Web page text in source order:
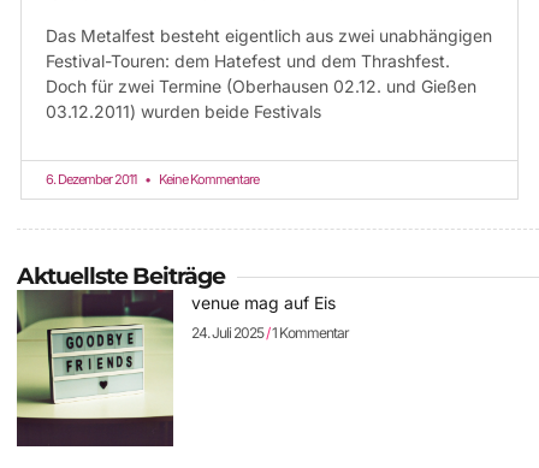
Das Metalfest besteht eigentlich aus zwei unabhängigen
Festival-Touren: dem Hatefest und dem Thrashfest.
Doch für zwei Termine (Oberhausen 02.12. und Gießen
03.12.2011) wurden beide Festivals
6. Dezember 2011 Keine Kommentare
Aktuellste Beiträge
venue mag auf Eis
24. Juli 2025 1 Kommentar